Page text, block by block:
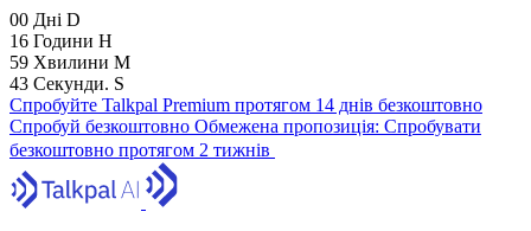
00 Дні D
16 Години H
59 Хвилини M
41 Секунди. S
Спробуйте Talkpal Premium протягом 14 днів безкоштовно
Спробуй безкоштовно Обмежена пропозиція: Спробувати
безкоштовно протягом 2 тижнів